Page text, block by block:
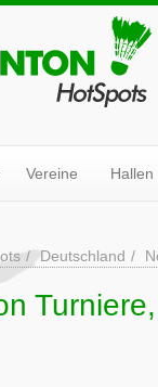
Vereine Hallen
Deutschland